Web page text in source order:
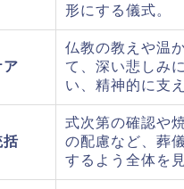
形にする儀式。
ア
仏教の教えや温
て、深い悲しみ
い、精神的に支え
括
式次第の確認や
の配慮など、葬
するよう全体を